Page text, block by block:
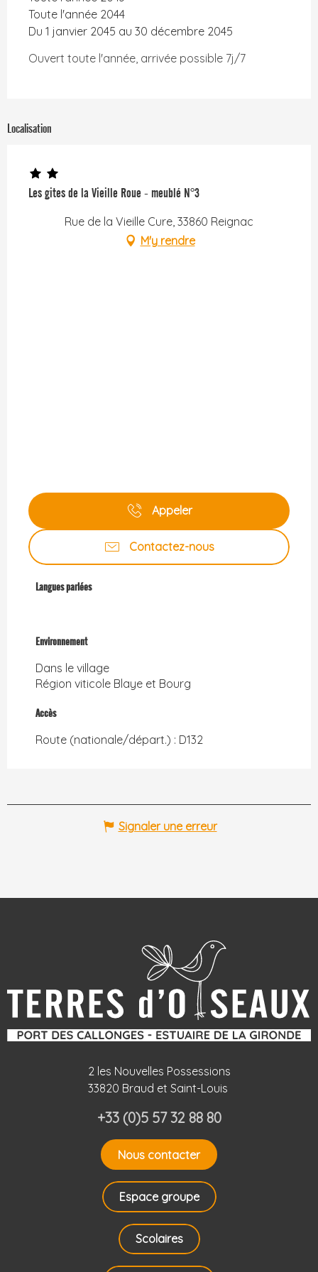
Toute l'année 2044
Du 1 janvier 2045 au 30 décembre 2045
Ouvert toute l'année, arrivée possible 7j/7
Localisation
Les gites de la Vieille Roue - meublé N°3
Rue de la Vieille Cure, 33860 Reignac
M'y rendre
Appeler
Contactez-nous
Langues parlées
Langues parlées
Environnement
Environnement
Dans le village
Région viticole Blaye et Bourg
Accès
Accès
Route (nationale/départ.) : D132
Signaler une erreur
2 les Nouvelles Possessions
33820 Braud et Saint-Louis
+33 (0)5 57 32 88 80
Nous contacter
Espace groupe
Scolaires